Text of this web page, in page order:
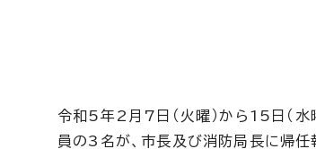
令和5年2月7日（火曜）から15日（
員の3名が、市長及び消防局長に帰任